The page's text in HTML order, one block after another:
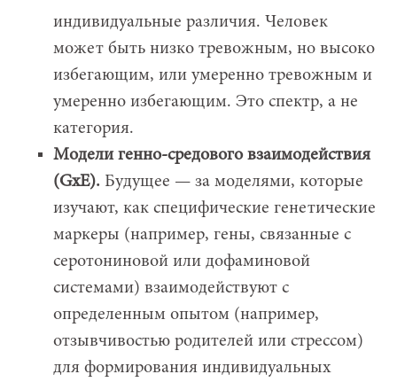
индивидуальные различия. Человек
может быть низко тревожным, но высоко
избегающим, или умеренно тревожным и
умеренно избегающим. Это спектр, а не
категория.
Модели генно-средового взаимодействия
(GxE). Будущее — за моделями, которые
изучают, как специфические генетические
маркеры (например, гены, связанные с
серотониновой или дофаминовой
системами) взаимодействуют с
определенным опытом (например,
отзывчивостью родителей или стрессом)
для формирования индивидуальных